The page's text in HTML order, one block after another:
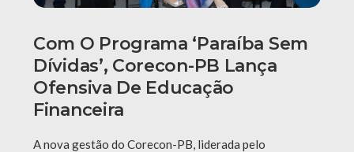
Com O Programa ‘Paraíba Sem
Dívidas’, Corecon-PB Lança
Ofensiva De Educação
Financeira
A nova gestão do Corecon-PB, liderada pelo